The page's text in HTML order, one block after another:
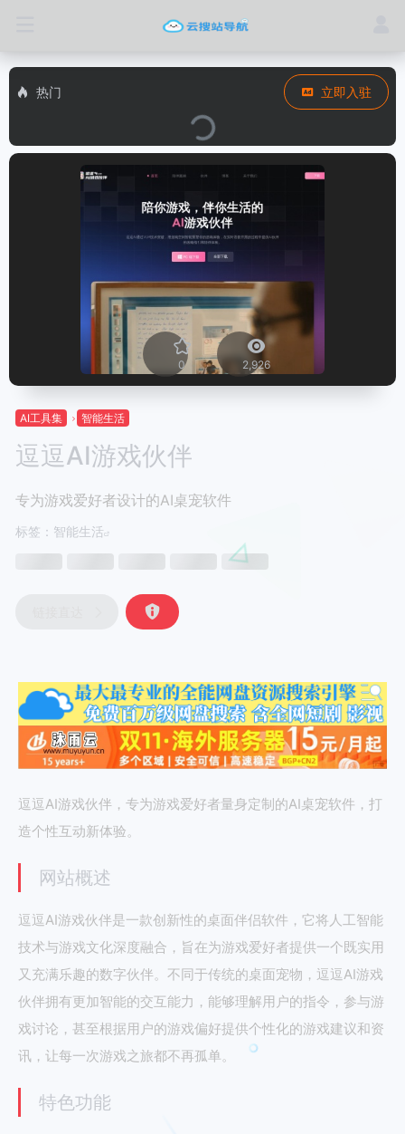
热门 立即入驻
0 2,926
AI工具集 智能生活
逗逗AI游戏伙伴
专为游戏爱好者设计的AI桌宠软件
标签： 智能生活
逗逗AI游戏伙伴，专为游戏爱好者量身定制的AI桌宠软件，打
造个性互动新体验。
网站概述
逗逗AI游戏伙伴是一款创新性的桌面伴侣软件，它将人工智能
技术与游戏文化深度融合，旨在为游戏爱好者提供一个既实用
又充满乐趣的数字伙伴。不同于传统的桌面宠物，逗逗AI游戏
伙伴拥有更加智能的交互能力，能够理解用户的指令，参与游
戏讨论，甚至根据用户的游戏偏好提供个性化的游戏建议和资
讯，让每一次游戏之旅都不再孤单。
特色功能